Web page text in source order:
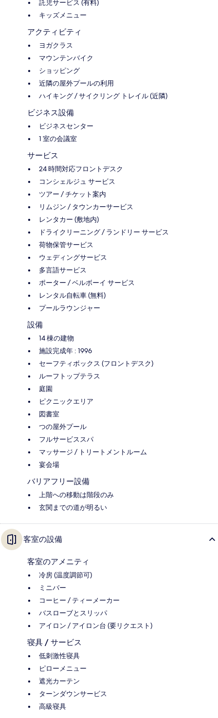
託児サービス (有料)
キッズメニュー
アクティビティ
ヨガクラス
マウンテンバイク
ショッピング
近隣の屋外プールの利用
ハイキング / サイクリング トレイル (近隣)
ビジネス設備
ビジネスセンター
1 室の会議室
サービス
24 時間対応フロントデスク
コンシェルジュ サービス
ツアー / チケット案内
リムジン / タウンカーサービス
レンタカー (敷地内)
ドライクリーニング / ランドリー サービス
荷物保管サービス
ウェディングサービス
多言語サービス
ポーター / ベルボーイ サービス
レンタル自転車 (無料)
プールラウンジャー
設備
14 棟の建物
施設完成年 : 1996
セーフティボックス (フロントデスク)
ルーフトップテラス
庭園
ピクニックエリア
図書室
つの屋外プール
フルサービススパ
マッサージ / トリートメントルーム
宴会場
バリアフリー設備
上階への移動は階段のみ
玄関までの道が明るい
客室の設備
客室のアメニティ
冷房 (温度調節可)
ミニバー
コーヒー / ティーメーカー
バスローブとスリッパ
アイロン / アイロン台 (要リクエスト)
寝具 / サービス
低刺激性寝具
ピローメニュー
遮光カーテン
ターンダウンサービス
高級寝具